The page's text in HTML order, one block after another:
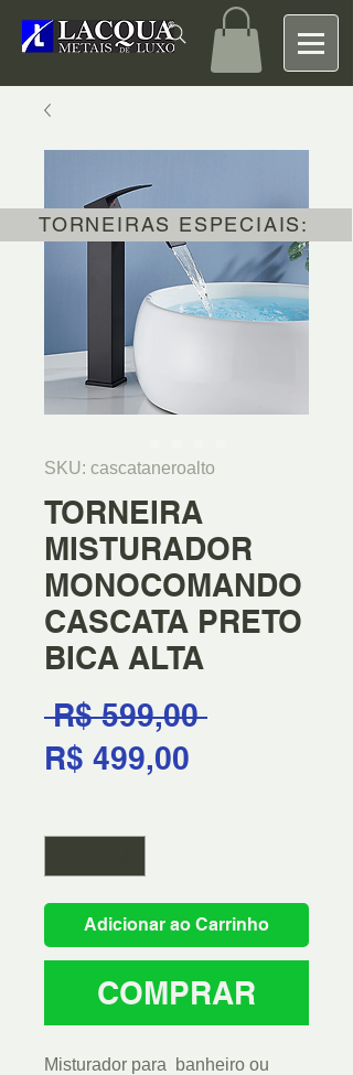
SKU: cascataneroalto
TORNEIRA
MISTURADOR
MONOCOMANDO
CASCATA PRETO
BICA ALTA
R$ 599,00 Preço
R$ 499,00
Adicionar ao Carrinho
COMPRAR
Misturador para banheiro ou
TORNEIRAS ESPECIAIS: